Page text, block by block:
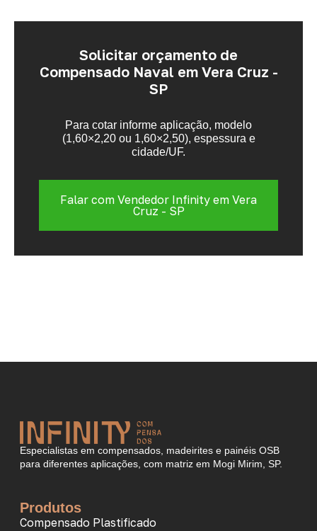
Solicitar orçamento de
Compensado Naval em Vera Cruz -
SP
Para cotar informe aplicação, modelo
(1,60×2,20 ou 1,60×2,50), espessura e
cidade/UF.
Falar com Vendedor Infinity em Vera
Cruz - SP
Especialistas em compensados, madeirites e painéis OSB
para diferentes aplicações, com matriz em Mogi Mirim, SP.
Produtos
Compensado Plastificado